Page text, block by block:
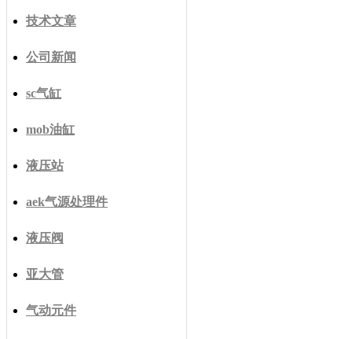
技术文章
公司新闻
sc气缸
mob油缸
液压站
aek气源处理件
液压阀
亚大管
气动元件